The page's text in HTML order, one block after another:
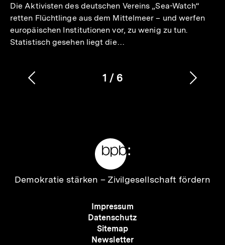
Die Aktivisten des deutschen Vereins „Sea-Watch“
retten Flüchtlinge aus dem Mittelmeer – und werfen
europäischen Institutionen vor, zu wenig zu tun.
Statistisch gesehen liegt die…
Karussellinhalt
1
von
/ 6
Vorherigen
Zur
Demokratie stärken – Zivilgesellschaft fördern
Meta-
Navigation
Impressum
Datenschutz
Sitemap
Newsletter